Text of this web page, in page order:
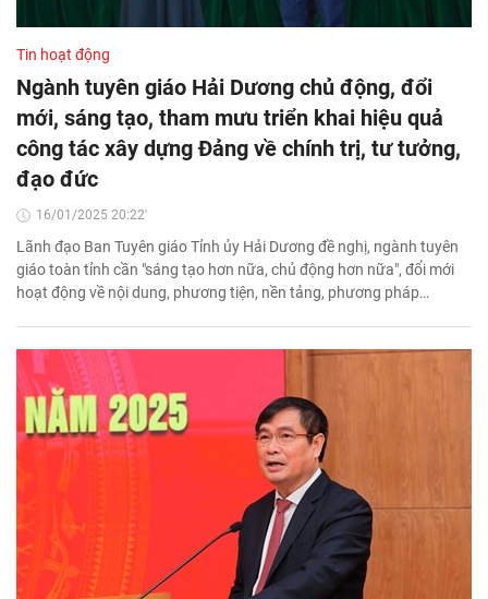
Tin hoạt động
Ngành tuyên giáo Hải Dương chủ động, đổi
mới, sáng tạo, tham mưu triển khai hiệu quả
công tác xây dựng Đảng về chính trị, tư tưởng,
đạo đức
16/01/2025 20:22'
Lãnh đạo Ban Tuyên giáo Tỉnh ủy Hải Dương đề nghị, ngành tuyên
giáo toàn tỉnh cần "sáng tạo hơn nữa, chủ động hơn nữa", đổi mới
hoạt động về nội dung, phương tiện, nền tảng, phương pháp…